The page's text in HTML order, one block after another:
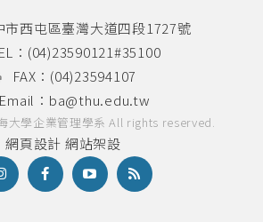
市西屯區臺灣大道四段1727號
： (04)23590121#35100
FAX： (04)23594107
Email： ba@thu.edu.tw
大學企業管理學系 All rights reserved.
網頁設計 網站架設